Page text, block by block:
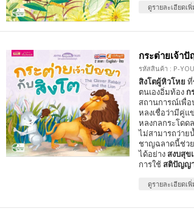
ดูรายละเอียดเพิ่
กระต่ายเจ้า
รหัสสินค้า : P-
สิงโตผู้หิวโหย ที่
ตนเองอิ่มท้องก
สถานการณ์เพื่อ
หลงเชื่อว่ามีคู่แ
หลงกลกระโดด
ไม่สามารถว่าย
ชาญฉลาดนี้ช่ว
ได้อย่างสงบสุข
การใช้สติปัญญ
ดูรายละเอียดเพิ่